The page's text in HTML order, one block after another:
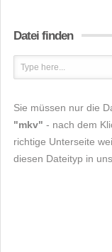
Datei finden
Sie müssen nur die
"mkv" - nach dem
richtige Unterseite
diesen Dateityp in